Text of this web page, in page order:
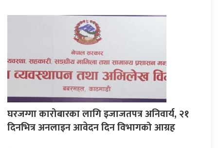
घरजग्गा कारोबारका लागि इजाजतपत्र अनिवार्य, २१
दिनभित्र अनलाइन आवेदन दिन विभागको आग्रह